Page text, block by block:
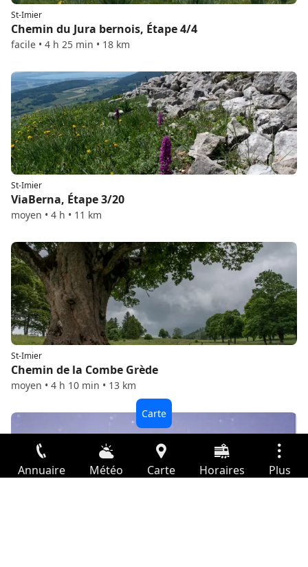
St-Imier
Chemin du Jura bernois, Étape 4/4
facile • 4 h 25 min • 18 km
St-Imier
ViaBerna, Étape 3/20
moyen • 4 h • 11 km
St-Imier
Chemin de la Combe Grède
moyen • 4 h 10 min • 13 km
Annuaire Météo Carte Horaires Plus